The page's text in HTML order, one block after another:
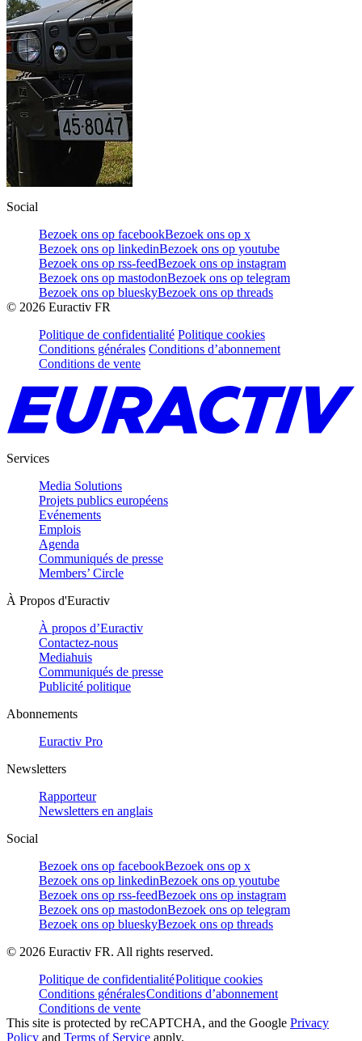
Social
Bezoek ons op facebookBezoek ons op x
Bezoek ons op linkedinBezoek ons op youtube
Bezoek ons op rss-feedBezoek ons op instagram
Bezoek ons op mastodonBezoek ons op telegram
Bezoek ons op blueskyBezoek ons op threads
© 2026 Euractiv FR
Politique de confidentialité Politique cookies
Conditions générales Conditions d’abonnement
Conditions de vente
Services
Media Solutions
Projets publics européens
Evénements
Emplois
Agenda
Communiqués de presse
Members’ Circle
À Propos d'Euractiv
À propos d’Euractiv
Contactez-nous
Mediahuis
Communiqués de presse
Publicité politique
Abonnements
Euractiv Pro
Newsletters
Rapporteur
Newsletters en anglais
Social
Bezoek ons op facebookBezoek ons op x
Bezoek ons op linkedinBezoek ons op youtube
Bezoek ons op rss-feedBezoek ons op instagram
Bezoek ons op mastodonBezoek ons op telegram
Bezoek ons op blueskyBezoek ons op threads
© 2026 Euractiv FR. All rights reserved.
Politique de confidentialitéPolitique cookies
Conditions généralesConditions d’abonnement
Conditions de vente
This site is protected by reCAPTCHA, and the Google Privacy
Policy and Terms of Service apply.